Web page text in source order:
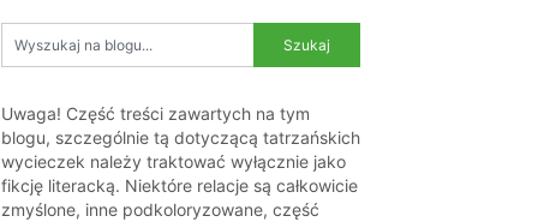
Uwaga! Część treści zawartych na tym
blogu, szczególnie tą dotyczącą tatrzańskich
wycieczek należy traktować wyłącznie jako
fikcję literacką. Niektóre relacje są całkowicie
zmyślone, inne podkoloryzowane, część